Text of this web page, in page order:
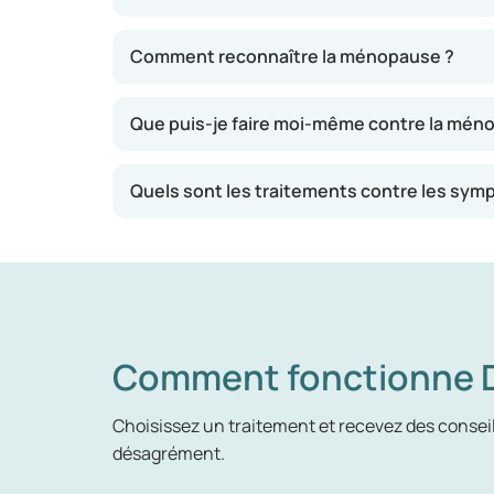
la ménopause
débute chez une
bouffées de chaleur, des sueurs nocturnes,
d’œstrogènes, ce qui peut atténuer ou
des inconvénients. Il est donc primordial
Comment reconnaître la ménopause ?
Que puis-je faire moi-même contre la
Quels sont les traitements contre les
Comment fonctionne
Choisissez un traitement et recevez des
désagrément.